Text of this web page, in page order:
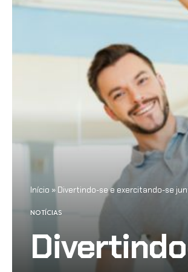
Início » Divertindo-se e exercitando-se
NOTÍCIAS